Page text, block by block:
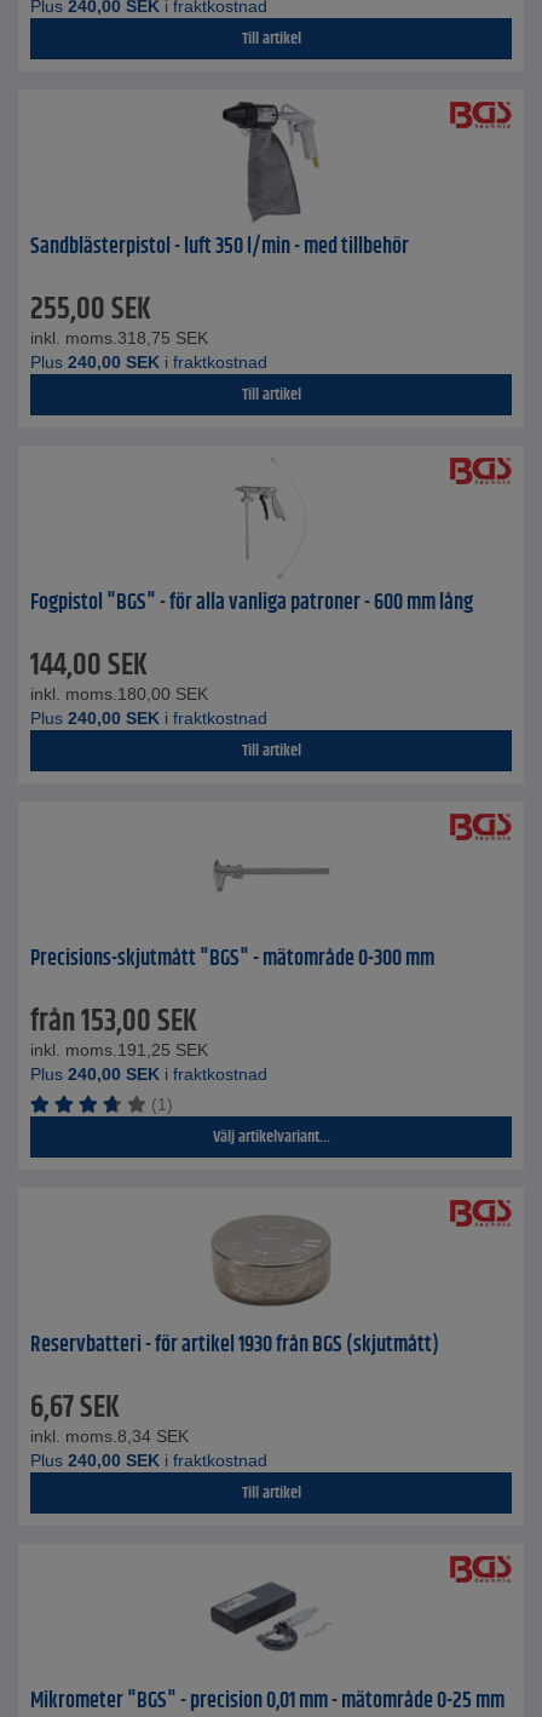
Plus 240,00 SEK i fraktkostnad
Till artikel
Sandblästerpistol - luft 350 l/min - med tillbehör
255,00SEK
inkl. moms. 318,75 SEK
Plus 240,00 SEK i fraktkostnad
Till artikel
Fogpistol "BGS" - för alla vanliga patroner - 600 mm lång
144,00SEK
inkl. moms. 180,00 SEK
Plus 240,00 SEK i fraktkostnad
Till artikel
Precisions-skjutmått "BGS" - mätområde 0-300 mm
från153,00SEK
inkl. moms. 191,25 SEK
Plus 240,00 SEK i fraktkostnad
(1)
Välj artikelvariant...
Reservbatteri - för artikel 1930 från BGS (skjutmått)
6,67SEK
inkl. moms. 8,34 SEK
Plus 240,00 SEK i fraktkostnad
Till artikel
Mikrometer "BGS" - precision 0,01 mm - mätområde 0-25 mm